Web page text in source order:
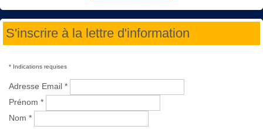
S'inscrire à la lettre d'information
* Indications requises
Adresse Email *
Prénom *
Nom *